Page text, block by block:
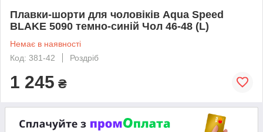
Плавки-шорти для чоловіків Aqua Speed ​​
BLAKE 5090 темно-синій Чол 46-48 (L)
Немає в наявності
Код: 381-42
Роздріб
1 245 ₴